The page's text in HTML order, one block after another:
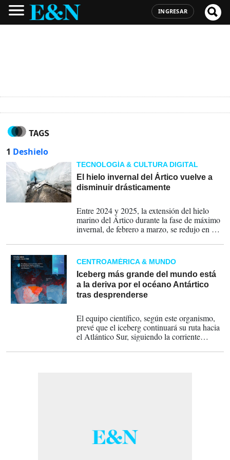
INGRESAR
TAGS
1 Deshielo
TECNOLOGÍA & CULTURA DIGITAL
El hielo invernal del Ártico vuelve a
disminuir drásticamente
Entre 2024 y 2025, la extensión del hielo
marino del Ártico durante la fase de máximo
invernal, de febrero a marzo, se redujo en un
interanual en esta estación registrada por los
satélites desde que comenzaron los registros
en 1978.
CENTROAMÉRICA & MUNDO
Iceberg más grande del mundo está
a la deriva por el océano Antártico
tras desprenderse
El equipo científico, según este organismo,
prevé que el iceberg continuará su ruta hacia
el Atlántico Sur, siguiendo la corriente
empujará hacia la isla de Georgia del Sur.